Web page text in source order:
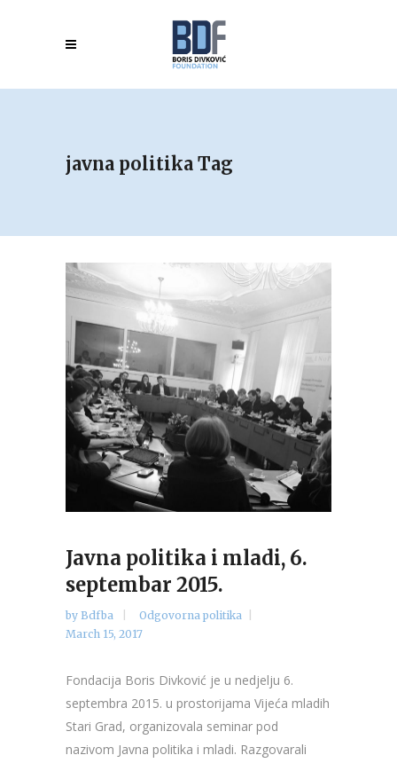
javna politika Tag
Javna politika i mladi, 6.
septembar 2015.
by Bdfba
Odgovorna politika
March 15, 2017
Fondacija Boris Divković je u nedjelju 6.
septembra 2015. u prostorijama Vijeća mladih
Stari Grad, organizovala seminar pod
nazivom Javna politika i mladi. Razgovarali